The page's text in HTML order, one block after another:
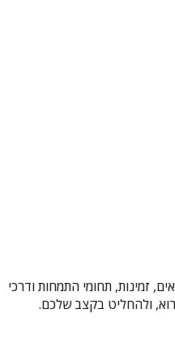
זמינות, תחומי התמחות ודרכי
ולהחליט בקצב שלכם.